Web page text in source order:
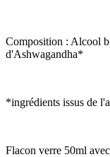
Composition : Alcool
d'Ashwagandha*
*ingrédients issus de
Flacon verre 50ml